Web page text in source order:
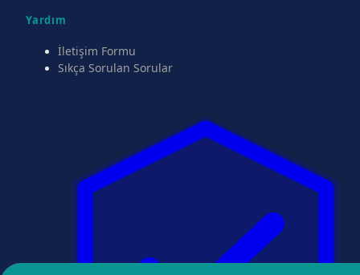
Yardım
İletişim Formu
Sıkça Sorulan Sorular